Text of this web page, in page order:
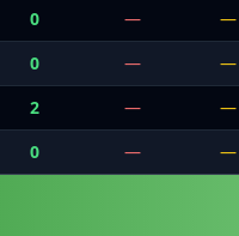
0 — —
0 — —
2 — —
0 — —